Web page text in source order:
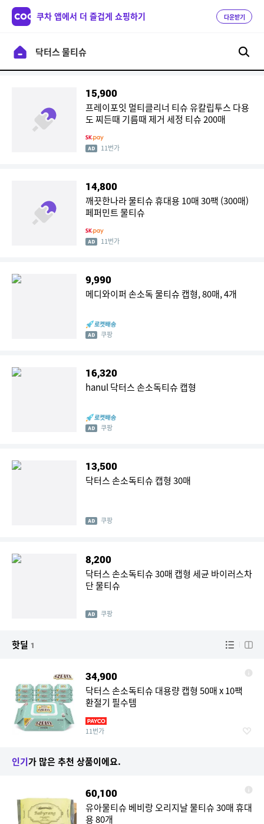
쿠차 앱에서 더 즐겁게 쇼핑하기 다운받기
15,900
프레이포잇 멀티클리너 티슈 유칼립투스 다용
도 찌든때 기름때 제거 세정 티슈 200매
11번가
14,800
깨끗한나라 물티슈 휴대용 10매 30팩 (300매)
페퍼민트 물티슈
11번가
9,990
메디와이퍼 손소독 물티슈 캡형, 80매, 4개
쿠팡
16,320
hanul 닥터스 손소독티슈 캡형
쿠팡
13,500
닥터스 손소독티슈 캡형 30매
쿠팡
8,200
닥터스 손소독티슈 30매 캡형 세균 바이러스차
단 물티슈
쿠팡
핫딜 1
34,900
닥터스 손소독티슈 대용량 캡형 50매 x 10팩
환절기 필수템
11번가
인기가 많은 추천 상품이에요.
60,100
유아물티슈 베비랑 오리지날 물티슈 30매 휴대
용 80개